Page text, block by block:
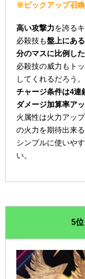
※ピックアップ召
高い攻撃力を誇るキ
必殺技も盤上にあ
分のマスに比例し
必殺技の威力もト
してくれるだろう。
チャージ条件は4連
ダメージ加算率ア
火属性は火力アッ
の火力を期待出来る
シンプルに使いや
い。
5